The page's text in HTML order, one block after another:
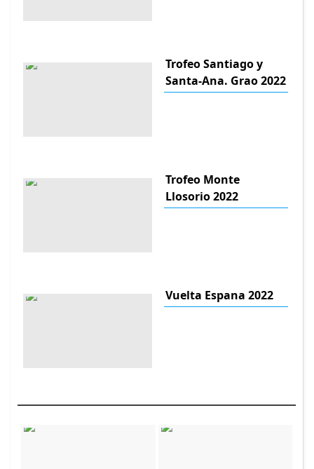
Trofeo Santiago y
Santa-Ana. Grao 2022
Trofeo Monte
Llosorio 2022
Vuelta Espana 2022